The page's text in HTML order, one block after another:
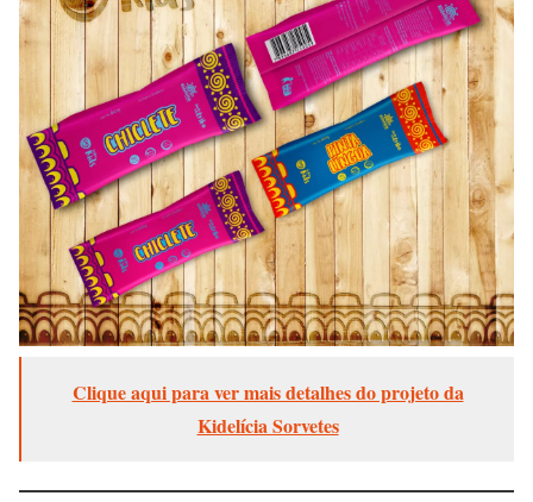
Clique aqui para ver mais detalhes do projeto da
Kidelícia Sorvetes